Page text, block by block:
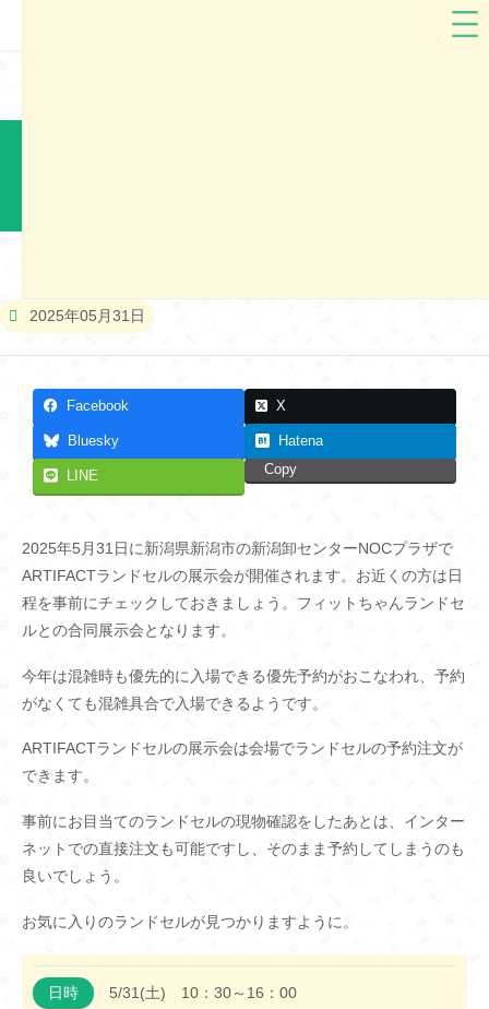
2025年05月31日
Facebook X
Bluesky Hatena
LINE Copy
2025年5月31日に新潟県新潟市の新潟卸センターNOCプラザで
ARTIFACTランドセルの展示会が開催されます。お近くの方は日
程を事前にチェックしておきましょう。フィットちゃんランドセ
ルとの合同展示会となります。
今年は混雑時も優先的に入場できる優先予約がおこなわれ、予約
がなくても混雑具合で入場できるようです。
ARTIFACTランドセルの展示会は会場でランドセルの予約注文が
できます。
事前にお目当てのランドセルの現物確認をしたあとは、インター
ネットでの直接注文も可能ですし、そのまま予約してしまうのも
良いでしょう。
お気に入りのランドセルが見つかりますように。
日時 5/31(土) 10：30～16：00